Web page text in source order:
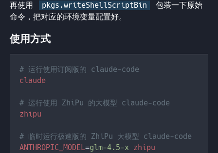
再使用
pkgs.writeShellScriptBin
包装一下原始
命令，把对应的环境变量配置好。
使用方式
ANTHROPIC_MODEL=glm-4.5-x